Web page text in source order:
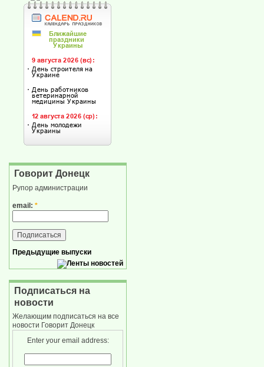
Говорит Донецк
Рупор администрации
email: *
Предыдущие выпуски
Подписаться на
новости
Желающим подписаться на все
новости Говорит Донецк
Enter your email address: